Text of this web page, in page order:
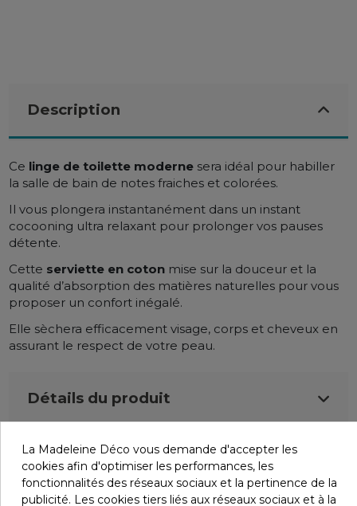
Description
Ce linge de toilette moderne sera idéal pour habiller
la salle de bain de notes fraiches et colorées.
Il vous plongera instantanément dans un instant
cocooning ultra relaxant pour prolonger vos pauses
détente.
Cette serviette en coton mise sur la douceur et la
qualité d’absorption des matières naturelles pour vous
proposer un confort inégalé.
Elle sèchera efficacement visage, corps et cheveux en
assurant le respect de votre peau.
Détails du produit
Infos livraisons
La Madeleine Déco vous demande d'accepter les
cookies afin d'optimiser les performances, les
fonctionnalités des réseaux sociaux et la pertinence de la
publicité. Les cookies tiers liés aux réseaux sociaux et à la